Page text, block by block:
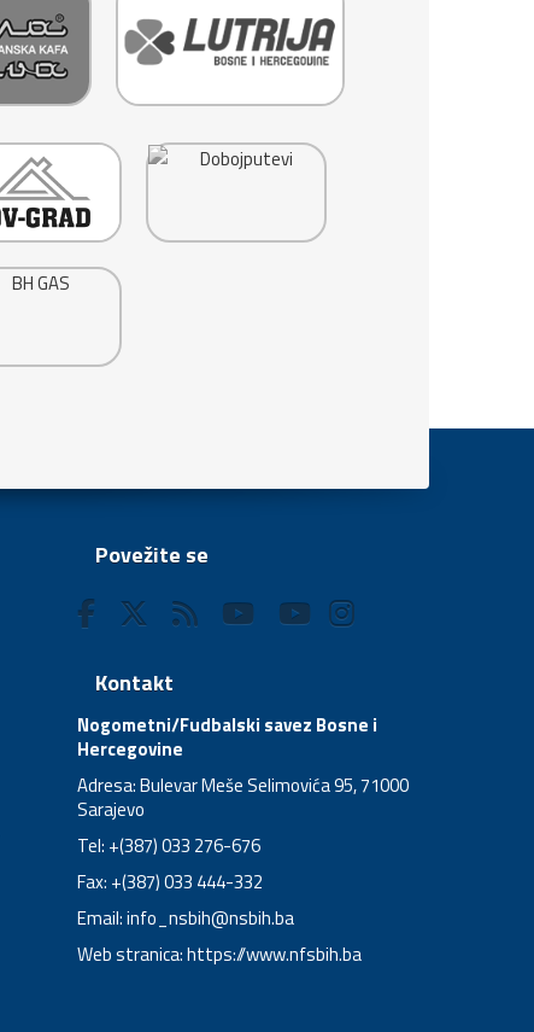
Povežite se
Kontakt
Nogometni/Fudbalski savez Bosne i
Hercegovine
Adresa: Bulevar Meše Selimovića 95, 71000
Sarajevo
Tel: +(387) 033 276-676
Fax: +(387) 033 444-332
Email:info_nsbih@nsbih.ba
Web stranica: https://www.nfsbih.ba